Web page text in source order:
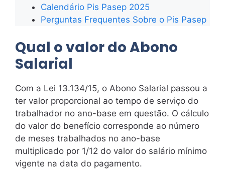
Calendário Pis Pasep 2025
Perguntas Frequentes Sobre o Pis Pasep
Qual o valor do Abono
Salarial
Com a Lei 13.134/15, o Abono Salarial passou a
ter valor proporcional ao tempo de serviço do
trabalhador no ano-base em questão. O cálculo
do valor do benefício corresponde ao número
de meses trabalhados no ano-base
multiplicado por 1/12 do valor do salário mínimo
vigente na data do pagamento.